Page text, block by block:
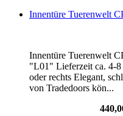
Innentüre Tuerenwelt
Innentüre Tuerenwelt
"L01" Lieferzeit ca. 4-8
oder rechts Elegant,
von Tradedoors kön...